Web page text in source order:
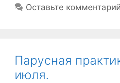
Оставьте комментарий
Парусная
июля.